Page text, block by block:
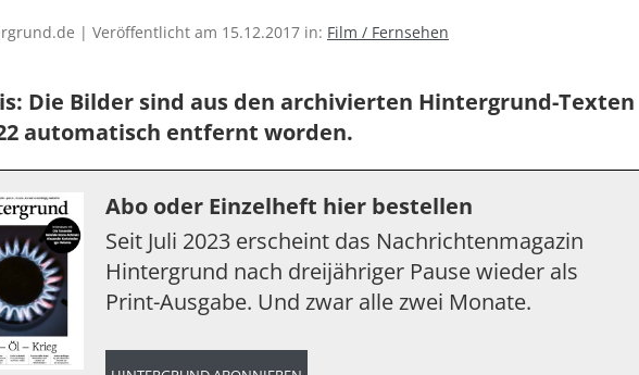
| Veröffentlicht am 15.12.2017 in: Film / Fernsehen
Die Bilder sind aus den archivierten Hintergrund-Texten
automatisch entfernt worden.
Abo oder Einzelheft hier bestellen
Seit Juli 2023 erscheint das Nachrichtenmagazin
Hintergrund nach dreijähriger Pause wieder als
Print-Ausgabe. Und zwar alle zwei Monate.